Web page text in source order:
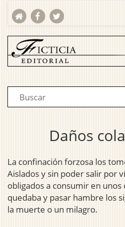
Daños
La confinación forzosa los
Aislados y sin poder salir por
obligados a consumir en unos
quedaba y pasar hambre los
la muerte o un milagro.